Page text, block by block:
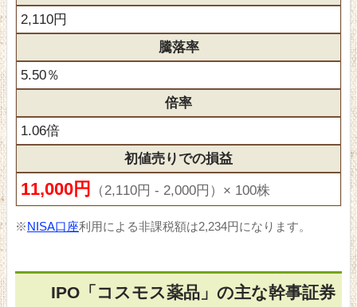
2,110円
騰落率
5.50％
倍率
1.06倍
初値売りでの損益
11,000円 （2,110円 - 2,000円）× 100株
※NISA口座利用による非課税額は2,234円になります。
IPO「コスモス薬品」の主な幹事証券